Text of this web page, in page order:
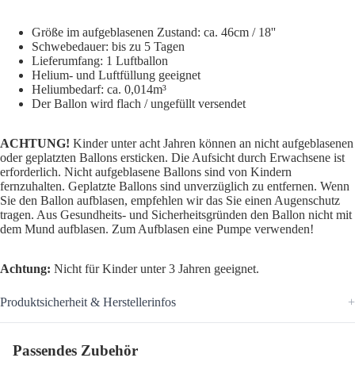
Größe im aufgeblasenen Zustand: ca. 46cm / 18''
Schwebedauer: bis zu 5 Tagen
Lieferumfang: 1 Luftballon
Helium- und Luftfüllung geeignet
Heliumbedarf: ca. 0,014m³
Der Ballon wird flach / ungefüllt versendet
ACHTUNG! Kinder unter acht Jahren können an nicht aufgeblasenen
oder geplatzten Ballons ersticken. Die Aufsicht durch Erwachsene ist
erforderlich. Nicht aufgeblasene Ballons sind von Kindern
fernzuhalten. Geplatzte Ballons sind unverzüglich zu entfernen. Wenn
Sie den Ballon aufblasen, empfehlen wir das Sie einen Augenschutz
tragen. Aus Gesundheits- und Sicherheitsgründen den Ballon nicht mit
dem Mund aufblasen. Zum Aufblasen eine Pumpe verwenden!
Achtung: Nicht für Kinder unter 3 Jahren geeignet.
Produktsicherheit & Herstellerinfos
Passendes Zubehör